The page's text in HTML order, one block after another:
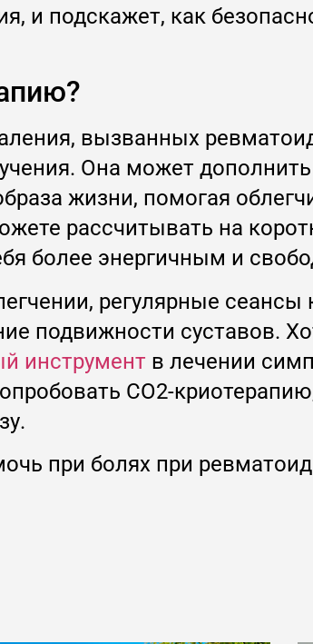
и подскажет, как
вызванных
Она может
жизни, помогая
рассчитывать на
более энергичным и
регулярные сеансы
подвижности суставов.
инструмент в лечении
CO2-
при болях при